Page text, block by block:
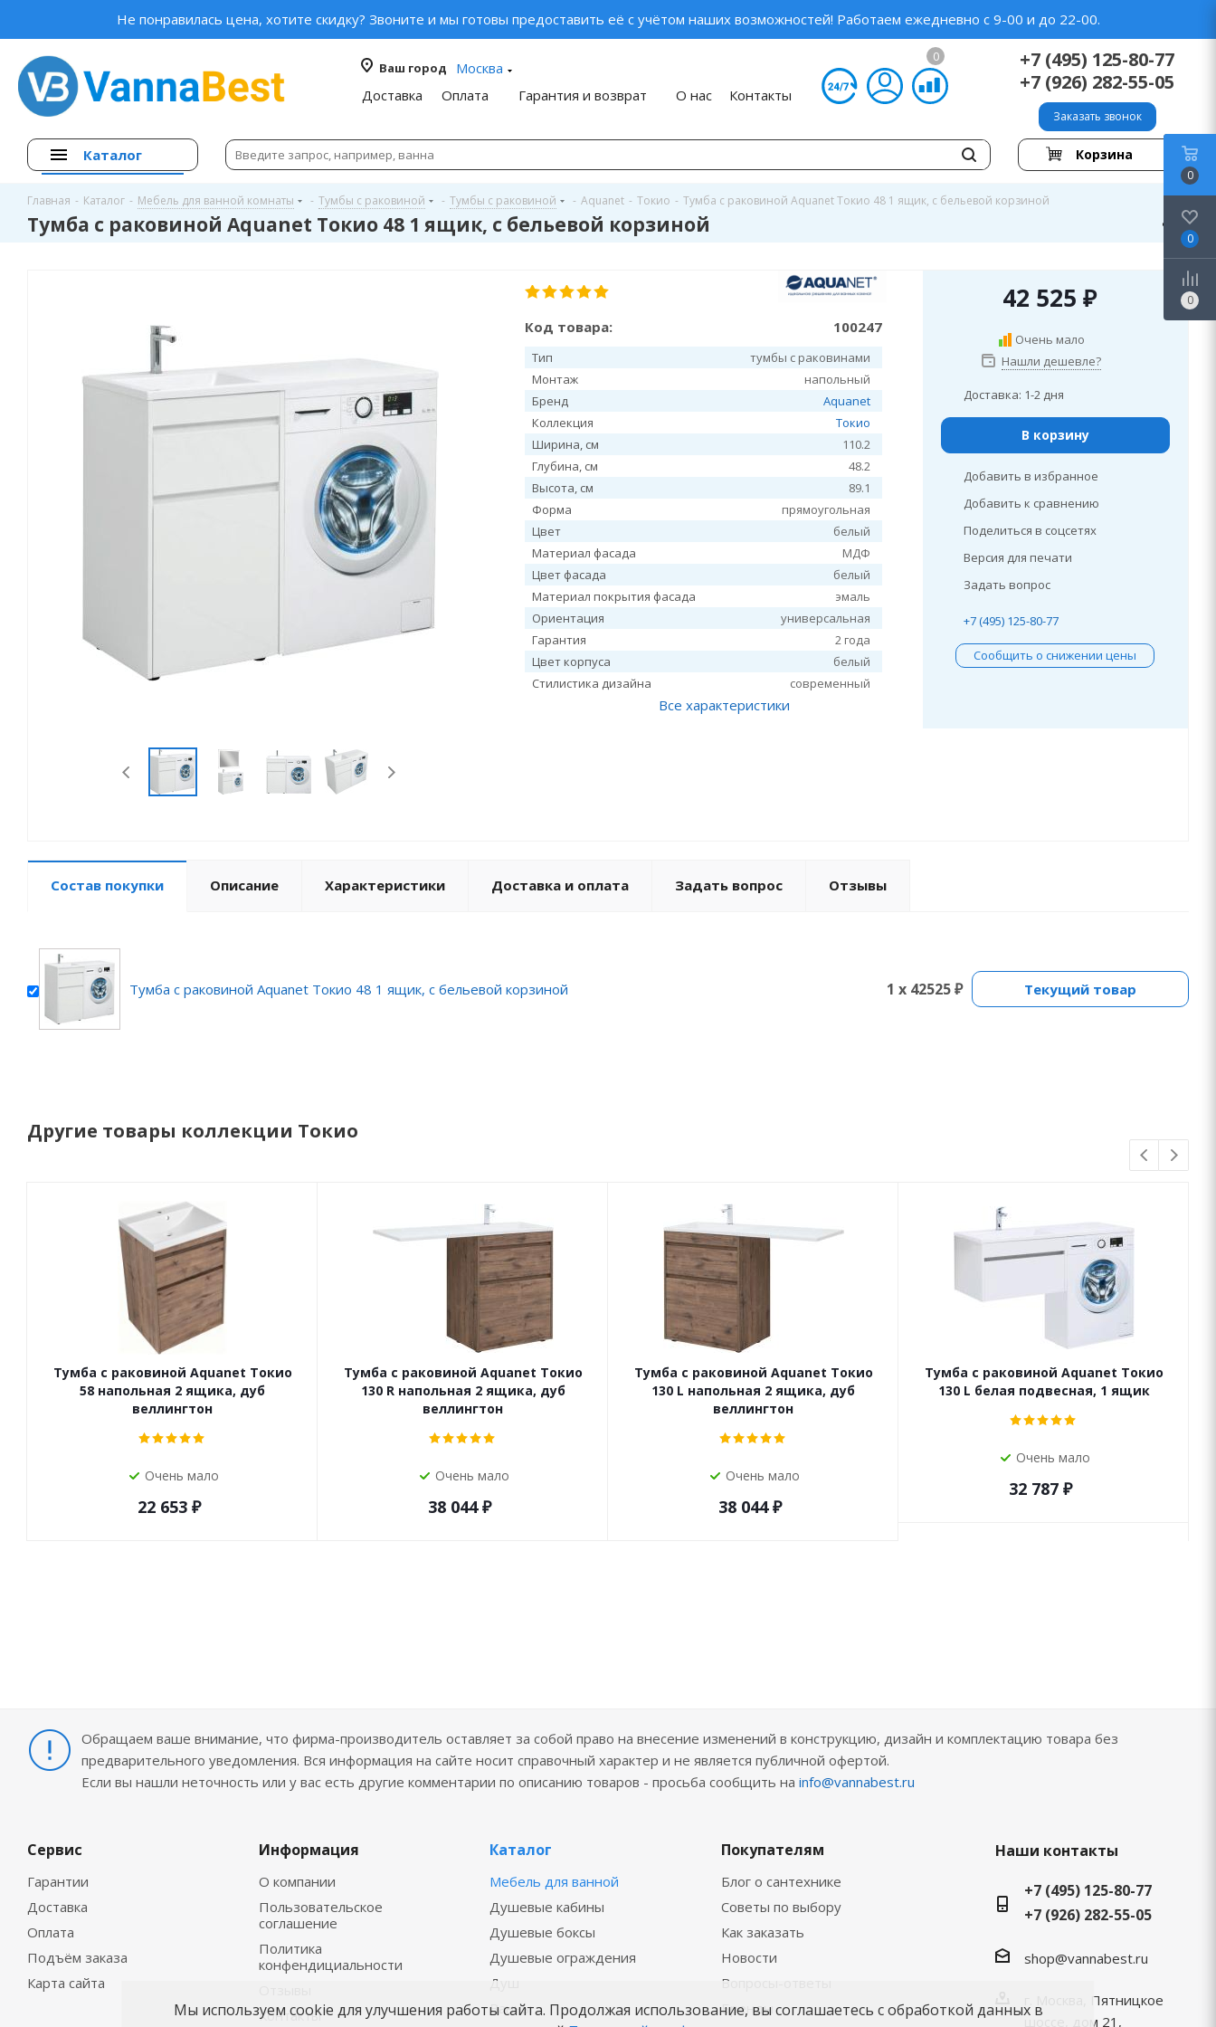
Не понравилась цена, хотите скидку? Звоните и мы готовы предоставить её с учётом наших возможностей! Работаем ежедневно с 9-00 и до 22-00.
Ваш город
Москва
Доставка
Оплата Гарантия и возврат О нас Контакты
0
+7 (495) 125-80-77
+7 (926) 282-55-05
Заказать звонок
Каталог Корзина
Главная - Каталог - Мебель для ванной комнаты - Тумбы с раковиной - Тумбы с раковиной - Aquanet - Токио - Тумба с раковиной Aquanet Токио 48 1 ящик, c бельевой корзиной
Тумба с раковиной Aquanet Токио 48 1 ящик, c бельевой корзиной
Код товара: 100247
Тип
тумбы с раковинами
Монтаж
напольный
Бренд
Aquanet
Коллекция
Токио
Ширина, см
110.2
Глубина, см
48.2
Высота, см
89.1
Форма
прямоугольная
Цвет
белый
Материал фасада
МДФ
Цвет фасада
белый
Материал покрытия фасада
эмаль
Ориентация
универсальная
Гарантия
2 года
Цвет корпуса
белый
Стилистика дизайна
современный
Все характеристики
42 525 ₽
Очень мало
Нашли дешевле?
Доставка: 1-2 дня
В корзину
Добавить в избранное
Добавить к сравнению
Поделиться в соцсетях
Версия для печати
Задать вопрос
+7 (495) 125-80-77
Сообщить о снижении цены
Состав покупки Описание Характеристики Доставка и оплата Задать вопрос Отзывы
Тумба с раковиной Aquanet Токио 48 1 ящик, c бельевой корзиной 1 x 42525 ₽ Текущий товар
Другие товары коллекции Токио
Тумба с раковиной Aquanet Токио
58 напольная 2 ящика, дуб
веллингтон
Очень мало
22 653 ₽
Тумба с раковиной Aquanet Токио
130 R напольная 2 ящика, дуб
веллингтон
Очень мало
38 044₽
Тумба с раковиной Aquanet Токио
130 L напольная 2 ящика, дуб
веллингтон
Очень мало
38 044₽
Тумба с раковиной Aquanet Токио
130 L белая подвесная, 1 ящик
Очень мало
32 787 ₽
Обращаем ваше внимание, что фирма-производитель оставляет за собой право на внесение изменений в конструкцию, дизайн и комплектацию товара без
предварительного уведомления. Вся информация на сайте носит справочный характер и не является публичной офертой.
Если вы нашли неточность или у вас есть другие комментарии по описанию товаров - просьба сообщить на info@vannabest.ru
Сервис
Гарантии
Доставка
Оплата
Подъём заказа
Карта сайта
Информация
О компании
Пользовательское
соглашение
Политика
конфендициальности
Контакты
Каталог
Мебель для ванной
Душевые кабины
Душевые боксы
Душевые ограждения
Душ
Ванны
Покупателям
Блог о сантехнике
Советы по выбору
Как заказать
Новости
Вопросы-ответы
Бренды
Наши контакты
+7 (495) 125-80-77
+7 (926) 282-55-05
shop@vannabest.ru
г. Москва, Пятницкое
шоссе, дом 21,
0
0
0
Мы используем cookie для улучшения работы сайта. Продолжая использование, вы соглашаетесь с обработкой данных в